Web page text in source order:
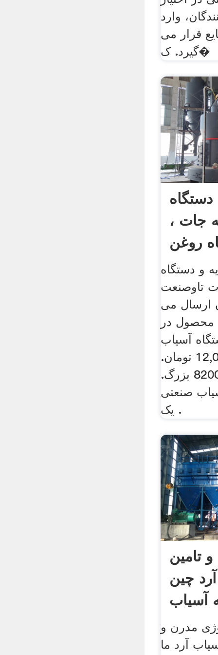
وارد
قرار می
گیرد. ک�
دستگاه
جات ،
و دستگاه
تاوصنعت
ارسال می
محصول در
آسیاب
مدل 8400. 12,000,000 تومان.
آسیاب مدل 8200 بزرگ.
آسیاب صنعتی
یک .
و تامین
چین
مدرن و
آرد ما